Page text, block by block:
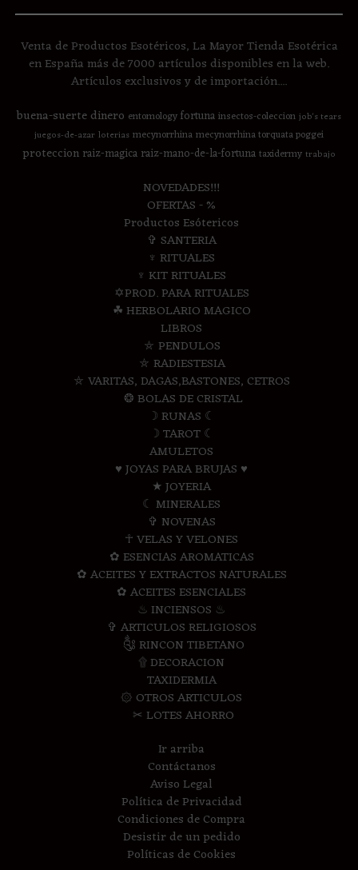
Venta de Productos Esotéricos, La Mayor Tienda Esotérica
en España más de 7000 artículos disponibles en la web.
Artículos exclusivos y de importación....
buena-suertedinero entomologyfortunainsectos-coleccion job's tears
juegos-de-azar loterias mecynorrhinamecynorrhina torquata poggei
proteccion raiz-magica raiz-mano-de-la-fortunataxidermy trabajo
NOVEDADES!!!
OFERTAS - %
Productos Esótericos
✞ SANTERIA
♆ RITUALES
♆ KIT RITUALES
✡PROD. PARA RITUALES
☘ HERBOLARIO MAGICO
LIBROS
⛤ PENDULOS
⛤ RADIESTESIA
⛤ VARITAS, DAGAS,BASTONES, CETROS
❂ BOLAS DE CRISTAL
☽ RUNAS ☾
☽ TAROT ☾
AMULETOS
♥ JOYAS PARA BRUJAS ♥
★ JOYERIA
☾ MINERALES
✞ NOVENAS
☥ VELAS Y VELONES
✿ ESENCIAS AROMATICAS
✿ ACEITES Y EXTRACTOS NATURALES
✿ ACEITES ESENCIALES
♨ INCIENSOS ♨
✞ ARTICULOS RELIGIOSOS
༃ RINCON TIBETANO
۩ DECORACION
TAXIDERMIA
۞ OTROS ARTICULOS
✂ LOTES AHORRO
Ir arriba
Contáctanos
Aviso Legal
Política de Privacidad
Condiciones de Compra
Desistir de un pedido
Políticas de Cookies